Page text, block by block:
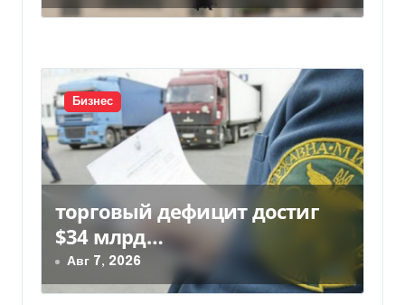
Бизнес
торговый дефицит достиг
$34 млрд…
Авг 7, 2026